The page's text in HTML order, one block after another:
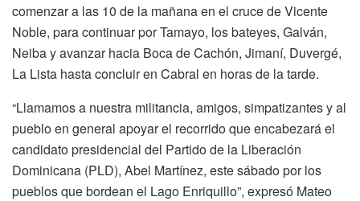
comenzar a las 10 de la mañana en el cruce de Vicente
Noble, para continuar por Tamayo, los bateyes, Galván,
Neiba y avanzar hacia Boca de Cachón, Jimaní, Duvergé,
La Lista hasta concluir en Cabral en horas de la tarde.
“Llamamos a nuestra militancia, amigos, simpatizantes y al
pueblo en general apoyar el recorrido que encabezará el
candidato presidencial del Partido de la Liberación
Dominicana (PLD), Abel Martínez, este sábado por los
pueblos que bordean el Lago Enriquillo”, expresó Mateo